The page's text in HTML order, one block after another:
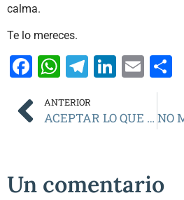
calma.
Te lo mereces.
Facebook
WhatsApp
Telegram
ANTERIOR
ACEPTAR LO QUE NO SE PUEDE CAMBIAR
Un comentario